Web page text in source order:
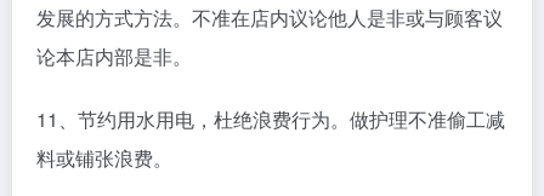
发展的方式方法。不准在店内议论他人是非或与顾客议
论本店内部是非。
11、节约用水用电，杜绝浪费行为。做护理不准偷工减
料或铺张浪费。